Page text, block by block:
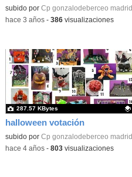
Contenido educativo.
subido por Cp gonzalodeberceo madrid
-hace 3 años- 386visualizaciones
halloween votación
Contenido educativo.
subido por Cp gonzalodeberceo madrid
287.57 KBytes
-hace 4 años- 803visualizaciones